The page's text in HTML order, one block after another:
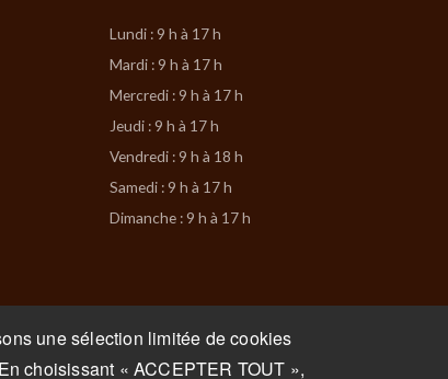
Lundi : 9 h à 17 h
Mardi : 9 h à 17 h
Mercredi : 9 h à 17 h
Jeudi : 9 h à 17 h
Vendredi : 9 h à 18 h
Samedi : 9 h à 17 h
Dimanche : 9 h à 17 h
une sélection limitée de cookies
choisissant « ACCEPTER TOUT »,